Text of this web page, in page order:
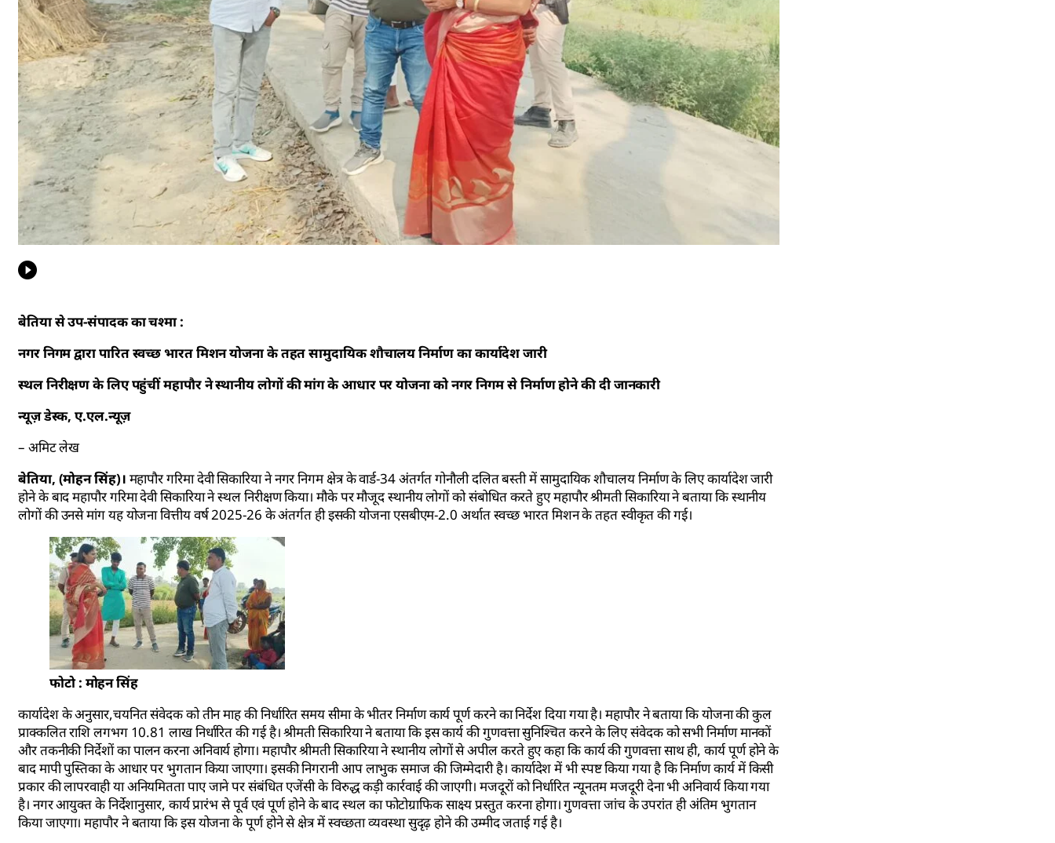
बेतिया से उप-संपादक का चश्मा :
नगर निगम द्वारा पारित स्वच्छ भारत मिशन योजना के तहत सामुदायिक शौचालय निर्माण का कार्यादेश जारी
स्थल निरीक्षण के लिए पहुंचीं महापौर ने स्थानीय लोगों की मांग के आधार पर योजना को नगर निगम से निर्माण होने की दी जानकारी
न्यूज़ डेस्क, ए.एल.न्यूज़
– अमिट लेख
बेतिया, (मोहन सिंह)। महापौर गरिमा देवी सिकारिया ने नगर निगम क्षेत्र के वार्ड-34 अंतर्गत गोनौली दलित बस्ती में सामुदायिक शौचालय निर्माण के लिए कार्यादेश जारी
होने के बाद महापौर गरिमा देवी सिकारिया ने स्थल निरीक्षण किया। मौके पर मौजूद स्थानीय लोगों को संबोधित करते हुए महापौर श्रीमती सिकारिया ने बताया कि स्थानीय
लोगों की उनसे मांग यह योजना वित्तीय वर्ष 2025-26 के अंतर्गत ही इसकी योजना एसबीएम-2.0 अर्थात स्वच्छ भारत मिशन के तहत स्वीकृत की गई।
फोटो : मोहन सिंह
कार्यादेश के अनुसार,चयनित संवेदक को तीन माह की निर्धारित समय सीमा के भीतर निर्माण कार्य पूर्ण करने का निर्देश दिया गया है। महापौर ने बताया कि योजना की कुल
प्राक्कलित राशि लगभग 10.81 लाख निर्धारित की गई है। श्रीमती सिकारिया ने बताया कि इस कार्य की गुणवत्ता सुनिश्चित करने के लिए संवेदक को सभी निर्माण मानकों
और तकनीकी निर्देशों का पालन करना अनिवार्य होगा। महापौर श्रीमती सिकारिया ने स्थानीय लोगों से अपील करते हुए कहा कि कार्य की गुणवत्ता साथ ही, कार्य पूर्ण होने के
बाद मापी पुस्तिका के आधार पर भुगतान किया जाएगा। इसकी निगरानी आप लाभुक समाज की जिम्मेदारी है। कार्यादेश में भी स्पष्ट किया गया है कि निर्माण कार्य में किसी
प्रकार की लापरवाही या अनियमितता पाए जाने पर संबंधित एजेंसी के विरुद्ध कड़ी कार्रवाई की जाएगी। मजदूरों को निर्धारित न्यूनतम मजदूरी देना भी अनिवार्य किया गया
है। नगर आयुक्त के निर्देशानुसार, कार्य प्रारंभ से पूर्व एवं पूर्ण होने के बाद स्थल का फोटोग्राफिक साक्ष्य प्रस्तुत करना होगा। गुणवत्ता जांच के उपरांत ही अंतिम भुगतान
किया जाएगा। महापौर ने बताया कि इस योजना के पूर्ण होने से क्षेत्र में स्वच्छता व्यवस्था सुदृढ़ होने की उम्मीद जताई गई है।